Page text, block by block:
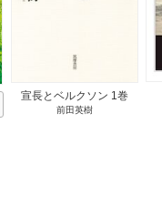
宣長とベルクソン 1巻
前田英樹